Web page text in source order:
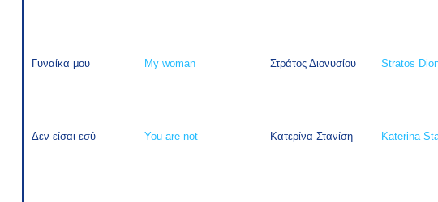
Γυναίκα μου My woman Στράτος Διονυσίου Stratos
Δεν είσαι εσύ You are not Κατερίνα Στανίση Katerina